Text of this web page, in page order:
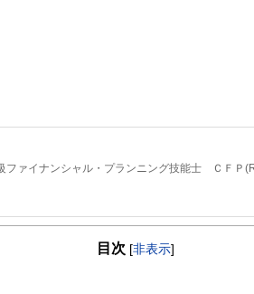
ファイナンシャル・プランニング技能士 ＣＦ
いることは「あなたが前向きになれるかどうか
大切に思っています。
目次 [非表示]